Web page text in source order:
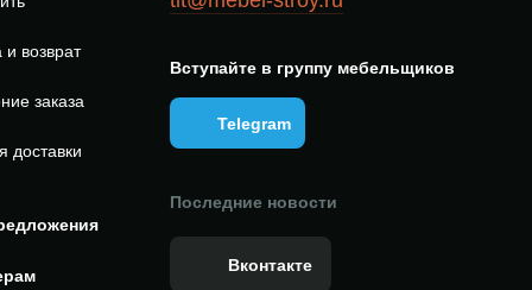
возврат
заказа
доставки
Вступайте в группу мебельщиков
Telegram
Последние новости
Вконтакте